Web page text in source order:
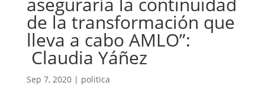
de la transformación que
lleva a cabo AMLO”:
Claudia Yáñez
Sep 7, 2020| politica